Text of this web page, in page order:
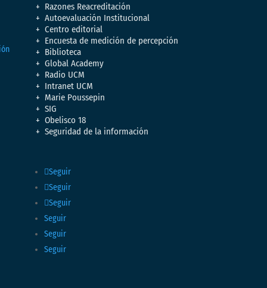
Razones Reacreditación
Autoevaluación Institucional
Centro editorial
Encuesta de medición de percepción
Biblioteca
Global Academy
Radio UCM
Intranet UCM
Marie Poussepin
SIG
Obelisco 18
Seguridad de la información
Seguir
Seguir
Seguir
Seguir
Seguir
Seguir